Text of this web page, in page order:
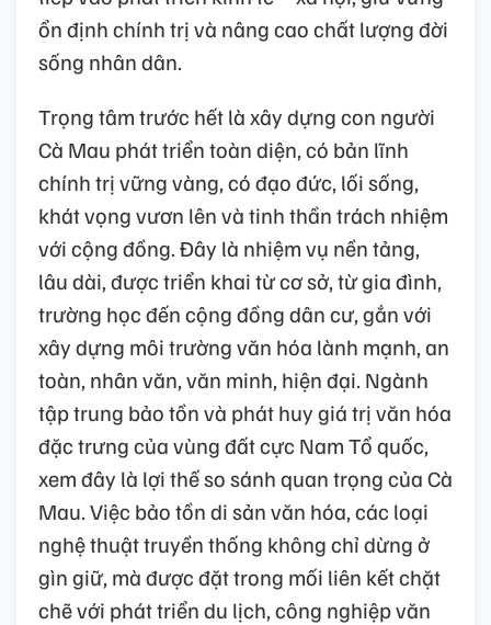
ổn định chính trị và nâng cao chất lượng đời
sống nhân dân.
Trọng tâm trước hết là xây dựng con người
Cà Mau phát triển toàn diện, có bản lĩnh
chính trị vững vàng, có đạo đức, lối sống,
khát vọng vươn lên và tinh thần trách nhiệm
với cộng đồng. Đây là nhiệm vụ nền tảng,
lâu dài, được triển khai từ cơ sở, từ gia đình,
trường học đến cộng đồng dân cư, gắn với
xây dựng môi trường văn hóa lành mạnh, an
toàn, nhân văn, văn minh, hiện đại. Ngành
tập trung bảo tồn và phát huy giá trị văn hóa
đặc trưng của vùng đất cực Nam Tổ quốc,
xem đây là lợi thế so sánh quan trọng của Cà
Mau. Việc bảo tồn di sản văn hóa, các loại
nghệ thuật truyền thống không chỉ dừng ở
gìn giữ, mà được đặt trong mối liên kết chặt
chẽ với phát triển du lịch, công nghiệp văn